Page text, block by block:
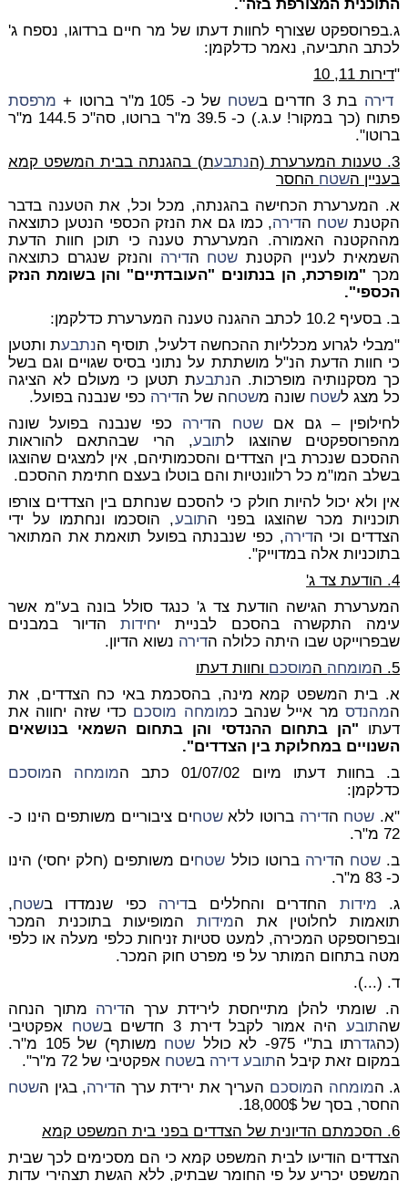
התוכנית המצורפת בזה".
ג.בפרוספקט שצורף לחוות דעתו של מר חיים ברדוגו, נספח ג'
לכתב התביעה, נאמר כדלקמן:
"דירות 11, 10
דירה בת 3 חדרים ב שטח של כ- 105 מ"ר ברוטו +
מרפסת
פתוח (כך במקור! ע.ג.) כ- 39.5 מ"ר ברוטו, סה"כ 144.5 מ"ר
ברוטו".
3. טענות המערערת (ה
נתבעת) בהגנתה בבית המשפט קמא
בעניין השטח החסר
א. המערערת הכחישה בהגנתה, מכל וכל, את הטענה בדבר
הקטנת שטח הדירה, כמו גם את הנזק הכספי הנטען כתוצאה
מההקטנה האמורה. המערערת טענה כי תוכן חוות הדעת
השמאית לעניין הקטנת שטח הדירה והנזק שנגרם כתוצאה
מכך "מופרכת, הן בנתונים "העובדתיים" והן בשומת הנזק
הכספי".
ב. בסעיף 10.2 לכתב ההגנה טענה המערערת כדלקמן:
"מבלי לגרוע מכלליות ההכחשה דלעיל, תוסיף הנתבעת ותטען
כי חוות הדעת הנ"ל מושתתת על נתוני בסיס שגויים וגם בשל
כך מסקנותיה מופרכות. הנתבעת תטען כי מעולם לא הציגה
כל מצג לשטח שונה משטחה של הדירה כפי שנבנה בפועל.
לחילופין – גם אםשטח הדירה כפי שנבנה בפועל שונה
מהפרוספקטים שהוצגו לתובע, הרי שבהתאם להוראות
ההסכם שנכרת בין הצדדים והסכמותיהם, אין למצגים שהוצגו
בשלב המו"מ כל רלוונטיות והם בוטלו בעצם חתימת ההסכם.
אין ולא יכול להיות חולק כי להסכם שנחתם בין הצדדים צורפו
תוכניות מכר שהוצגו בפני התובע, הוסכמו ונחתמו על ידי
הצדדים וכי הדירה, כפי שנבנתה בפועל תואמת את המתואר
בתוכניות אלה במדוייק".
4. הודעת צד ג'
המערערת הגישה הודעת צד ג' כנגד סולל בונה בע"מ אשר
עימה התקשרה בהסכם לבניית יחידותהדיור במבנים
שבפרוייקט שבו היתה כלולה הדירה נשוא הדיון.
5. ה
מומחה המוסכם וחוות דעתו
א. בית המשפט קמא מינה, בהסכמת באי כח הצדדים, את
המהנדסמר אייל שנהב כמומחה מוסכם כדי שזה יחווה את
דעתו "הן בתחום ההנדסי והן בתחום השמאי בנושאים
השנויים במחלוקת בין הצדדים".
ב. בחוות דעתו מיום 01/07/02 כתב ה
מומחה המוסכם
כדלקמן:
"א. שטח הדירה ברוטו ללאשטחים ציבוריים משותפים הינו כ-
72 מ"ר.
ב.שטח הדירה ברוטו כולל שטחים משותפים (חלק יחסי) הינו
כ- 83 מ"ר.
ג. מידות החדרים והחללים בדירה כפי שנמדדו בשטח,
תואמות לחלוטין את המידות המופיעות בתוכנית המכר
ובפרוספקט המכירה, למעט סטיות זניחות כלפי מעלה או כלפי
מטה בתחום המותר על פי מפרט חוק המכר.
ד. (...).
ה. שומתי להלן מתייחסת לירידת ערך הדירה מתוך הנחה
שהתובעהיה אמור לקבל דירת 3 חדשים ב שטח אפקטיבי
(כהגדרתו בת"י 975- לא כולל שטח
משותף) של 105 מ"ר.
במקום זאת קיבל התובע דירה בשטח אפקטיבי של 72 מ"ר".
ג. המומחה המוסכם העריך את ירידת ערך הדירה, בגין השטח
החסר, בסך של 18,000$.
6. הסכמתם הדיונית של הצדדים בפני בית המשפט קמא
הצדדים הודיעו לבית המשפט קמא כי הם מסכימים לכך שבית
המשפט יכריע על פי החומר שבתיק, ללא הגשת תצהירי עדות